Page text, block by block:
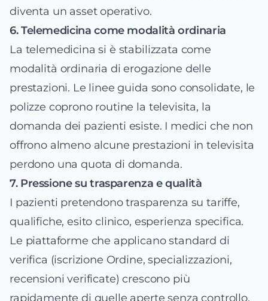
diventa un asset operativo.
6. Telemedicina come modalità ordinaria
La telemedicina si è stabilizzata come
modalità ordinaria di erogazione delle
prestazioni. Le linee guida sono consolidate, le
polizze coprono routine la televisita, la
domanda dei pazienti esiste. I medici che non
offrono almeno alcune prestazioni in televisita
perdono una quota di domanda.
7. Pressione su trasparenza e qualità
I pazienti pretendono trasparenza su tariffe,
qualifiche, esito clinico, esperienza specifica.
Le piattaforme che applicano standard di
verifica (iscrizione Ordine, specializzazioni,
recensioni verificate) crescono più
rapidamente di quelle aperte senza controllo.